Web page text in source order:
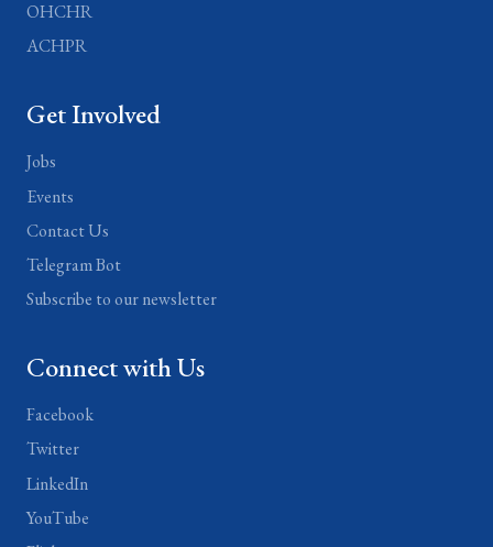
OHCHR
ACHPR
Get Involved
Jobs
Events
Contact Us
Telegram Bot
Subscribe to our newsletter
Connect with Us
Facebook
Twitter
LinkedIn
YouTube